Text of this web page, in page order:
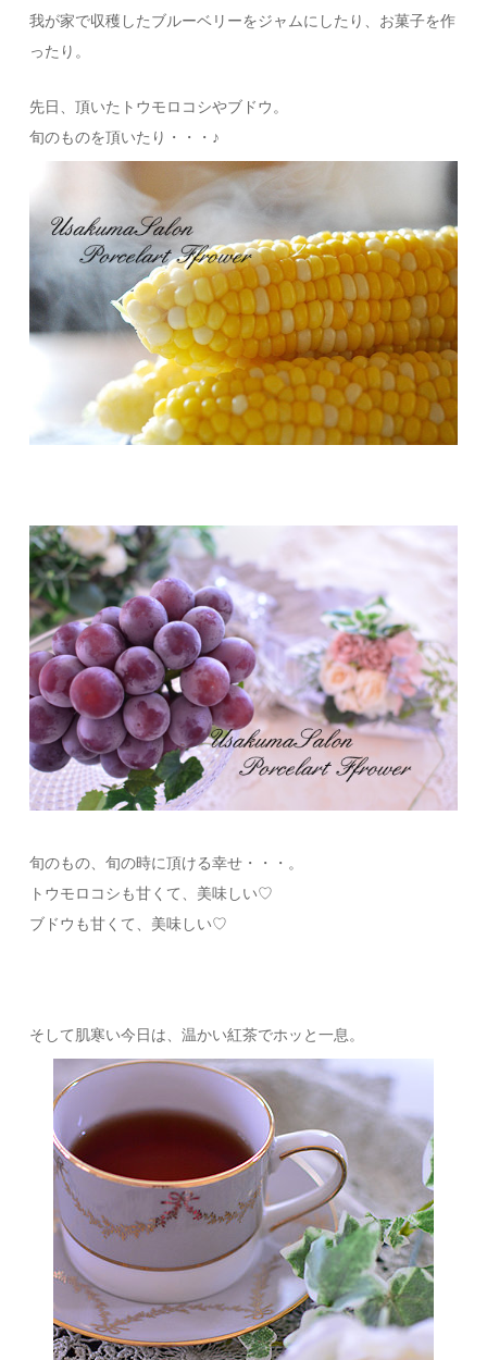
我が家で収穫したブルーベリーをジャムにしたり、お菓子を作
ったり。
先日、頂いたトウモロコシやブドウ。
旬のものを頂いたり・・・♪
旬のもの、旬の時に頂ける幸せ・・・。
トウモロコシも甘くて、美味しい♡
ブドウも甘くて、美味しい♡
そして肌寒い今日は、温かい紅茶でホッと一息。